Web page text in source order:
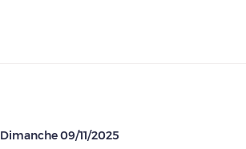
Dimanche 09/11/2025